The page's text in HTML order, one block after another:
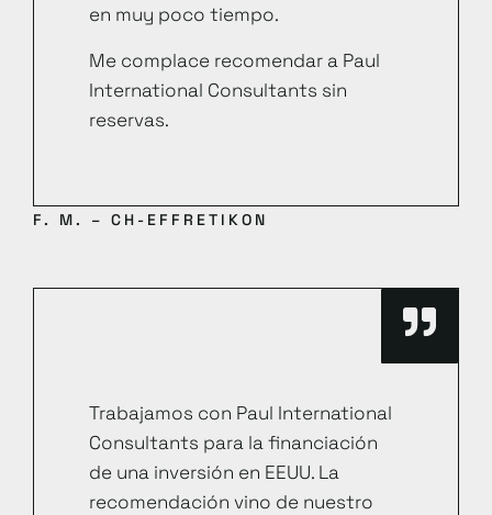
en muy poco tiempo.
Me complace recomendar a Paul
International Consultants sin
reservas.
F. M. – CH-EFFRETIKON
Trabajamos con Paul International
Consultants para la financiación
de una inversión en EEUU. La
recomendación vino de nuestro